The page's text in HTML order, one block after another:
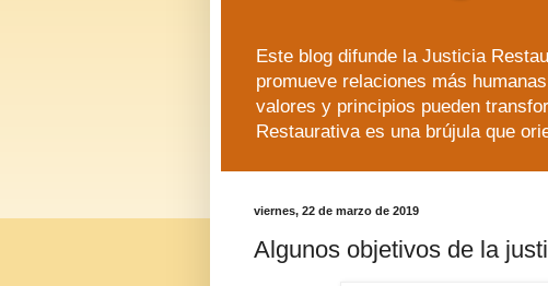
Este blog difunde la Justicia
promueve relaciones más
valores y principios pueden
Restaurativa es una brújula que
viernes, 22 de marzo de 2019
Algunos objetivos de la